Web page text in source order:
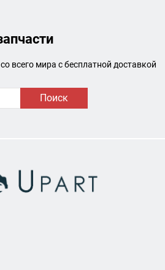
всего мира с бесплатной доставкой
Поиск